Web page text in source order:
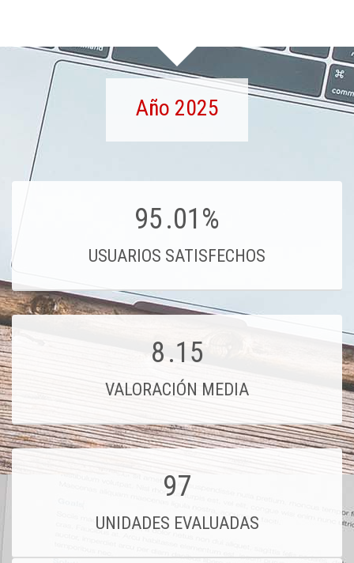
Año 2025
95.01%
USUARIOS SATISFECHOS
8.15
VALORACIÓN MEDIA
97
UNIDADES EVALUADAS